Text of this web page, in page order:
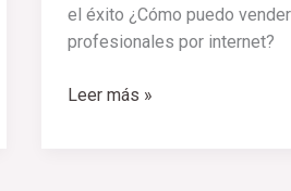
el éxito ¿Cómo puedo
profesionales por internet?
Leer más »